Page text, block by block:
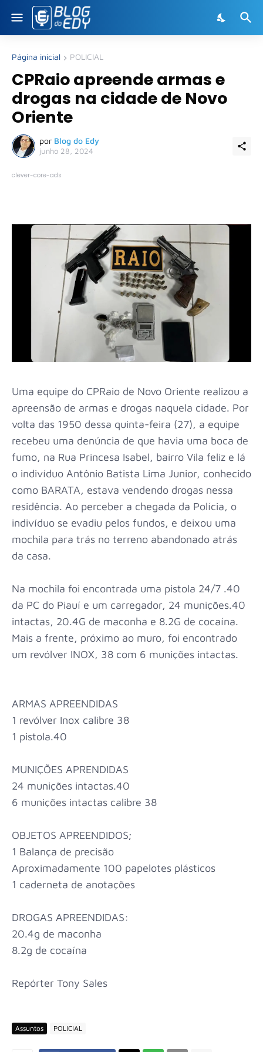
Página inicial POLICIAL
CPRaio apreende armas e
drogas na cidade de Novo
Oriente
por Blog do Edy
junho 28, 2024
clever-core-ads
Uma equipe do CPRaio de Novo Oriente realizou a
apreensão de armas e drogas naquela cidade. Por
volta das 1950 dessa quinta-feira (27), a equipe
recebeu uma denúncia de que havia uma boca de
fumo, na Rua Princesa Isabel, bairro Vila feliz e lá
o indivíduo Antônio Batista Lima Junior, conhecido
como BARATA, estava vendendo drogas nessa
residência. Ao perceber a chegada da Polícia, o
indivíduo se evadiu pelos fundos, e deixou uma
mochila para trás no terreno abandonado atrás
da casa.
Na mochila foi encontrada uma pistola 24/7 .40
da PC do Piauí e um carregador, 24 munições.40
intactas, 20.4G de maconha e 8.2G de cocaína.
Mais a frente, próximo ao muro, foi encontrado
um revólver INOX, 38 com 6 munições intactas.
ARMAS APREENDIDAS
1 revólver Inox calibre 38
1 pistola.40
MUNIÇÕES APRENDIDAS
24 munições intactas.40
6 munições intactas calibre 38
OBJETOS APREENDIDOS;
1 Balança de precisão
Aproximadamente 100 papelotes plásticos
1 caderneta de anotações
DROGAS APREENDIDAS:
20.4g de maconha
8.2g de cocaína
Repórter Tony Sales
Assuntos POLICIAL